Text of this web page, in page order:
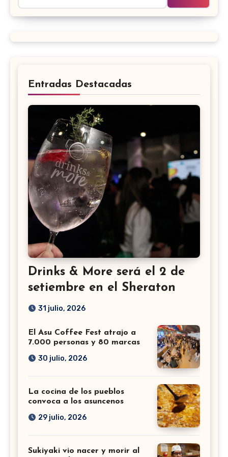
Entradas Destacadas
Drinks & More será el 2 de
setiembre en el Sheraton
31 julio, 2026
El Asu Coffee Fest atrajo a
7.000 personas y 80 marcas
30 julio, 2026
La cocina de los pueblos
convoca a los asuncenos
29 julio, 2026
Sukiyaki vio nacer y morir al